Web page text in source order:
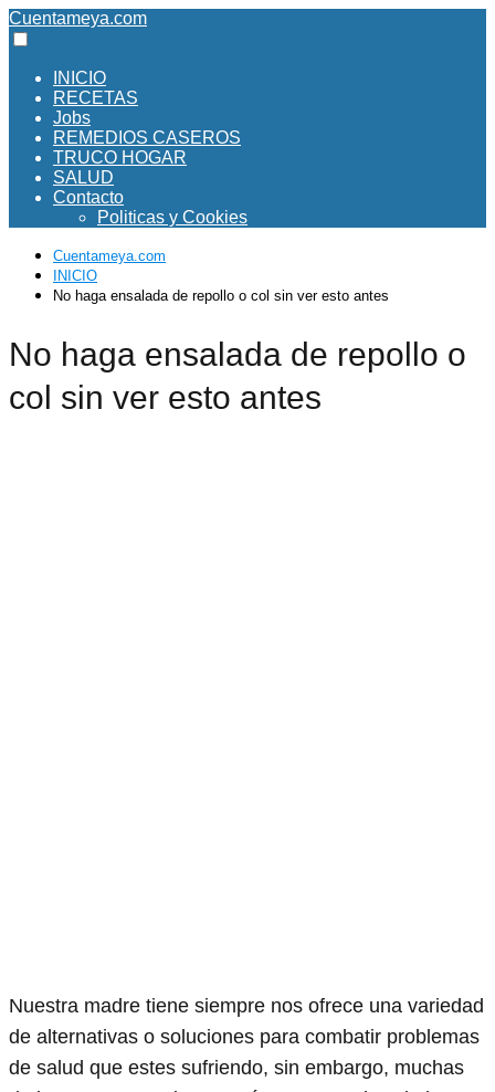
Cuentameya.com
INICIO
RECETAS
Jobs
REMEDIOS CASEROS
TRUCO HOGAR
SALUD
Contacto
Politicas y Cookies
Cuentameya.com
INICIO
No haga ensalada de repollo o col sin ver esto antes
No haga ensalada de repollo o
col sin ver esto antes
Nuestra madre tiene siempre nos ofrece una variedad
de alternativas o soluciones para combatir problemas
de salud que estes sufriendo, sin embargo, muchas